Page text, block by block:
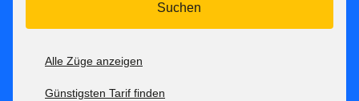
Suchen
Alle Züge anzeigen
Günstigsten Tarif finden